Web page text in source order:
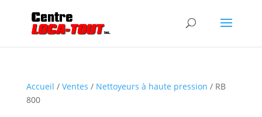
Accueil / Ventes / Nettoyeurs à haute pression / RB
800